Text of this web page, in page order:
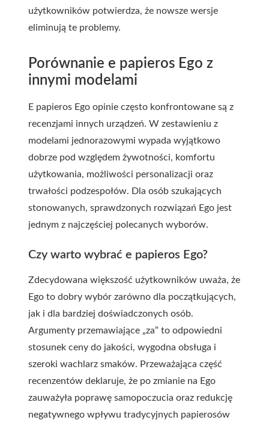
użytkowników potwierdza, że nowsze wersje
eliminują te problemy.
Porównanie e papieros Ego z
innymi modelami
E papieros Ego opinie często konfrontowane są z
recenzjami innych urządzeń. W zestawieniu z
modelami jednorazowymi wypada wyjątkowo
dobrze pod względem żywotności, komfortu
użytkowania, możliwości personalizacji oraz
trwałości podzespołów. Dla osób szukających
stonowanych, sprawdzonych rozwiązań Ego jest
jednym z najczęściej polecanych wyborów.
Czy warto wybrać e papieros Ego?
Zdecydowana większość użytkowników uważa, że
Ego to dobry wybór zarówno dla początkujących,
jak i dla bardziej doświadczonych osób.
Argumenty przemawiające „za” to odpowiedni
stosunek ceny do jakości, wygodna obsługa i
szeroki wachlarz smaków. Przeważająca część
recenzentów deklaruje, że po zmianie na Ego
zauważyła poprawę samopoczucia oraz redukcję
negatywnego wpływu tradycyjnych papierosów